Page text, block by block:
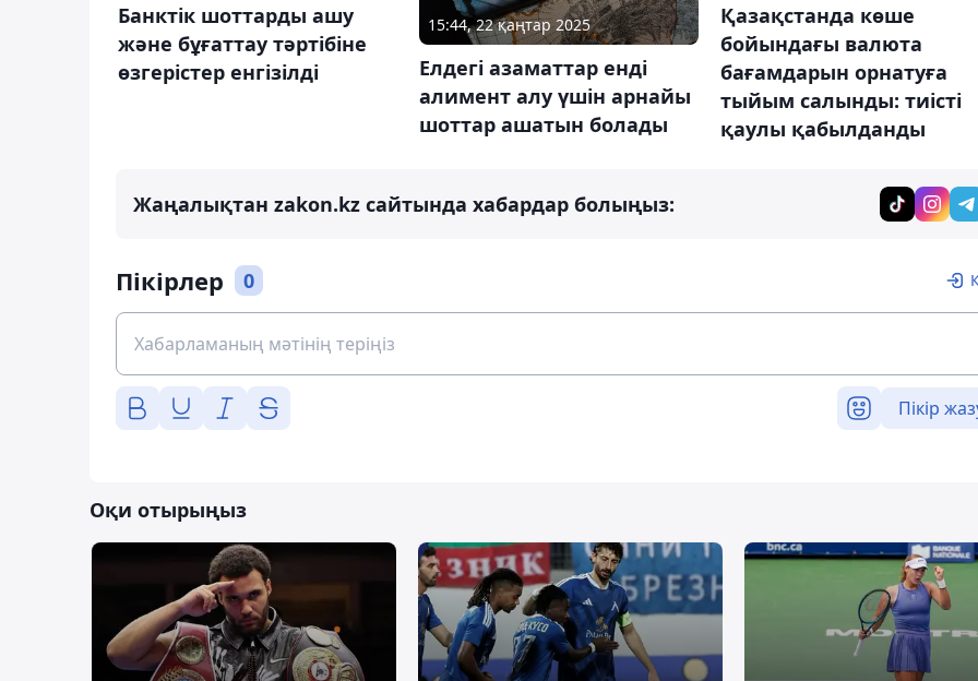
Банктік шоттарды ашу
және бұғаттау тәртібіне
өзгерістер енгізілді
15:44, 22 қаңтар 2025
Елдегі азаматтар енді
алимент алу үшін арнайы
шоттар ашатын болады
Қазақстанда көше
бойындағы валюта
бағамдарын орнатуға
тыйым салынды: тиісті
қаулы қабылданды
Жаңалықтан zakon.kz сайтында хабардар болыңыз:
Пікірлер 0
Пікір
Оқи отырыңыз